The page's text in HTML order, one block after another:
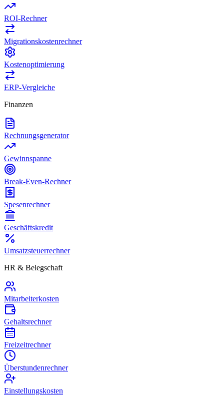
ROI-Rechner
Migrationskostenrechner
Kostenoptimierung
ERP-Vergleiche
Finanzen
Rechnungsgenerator
Gewinnspanne
Break-Even-Rechner
Spesenrechner
Geschäftskredit
Umsatzsteuerrechner
HR & Belegschaft
Mitarbeiterkosten
Gehaltsrechner
Freizeitrechner
Überstundenrechner
Einstellungskosten